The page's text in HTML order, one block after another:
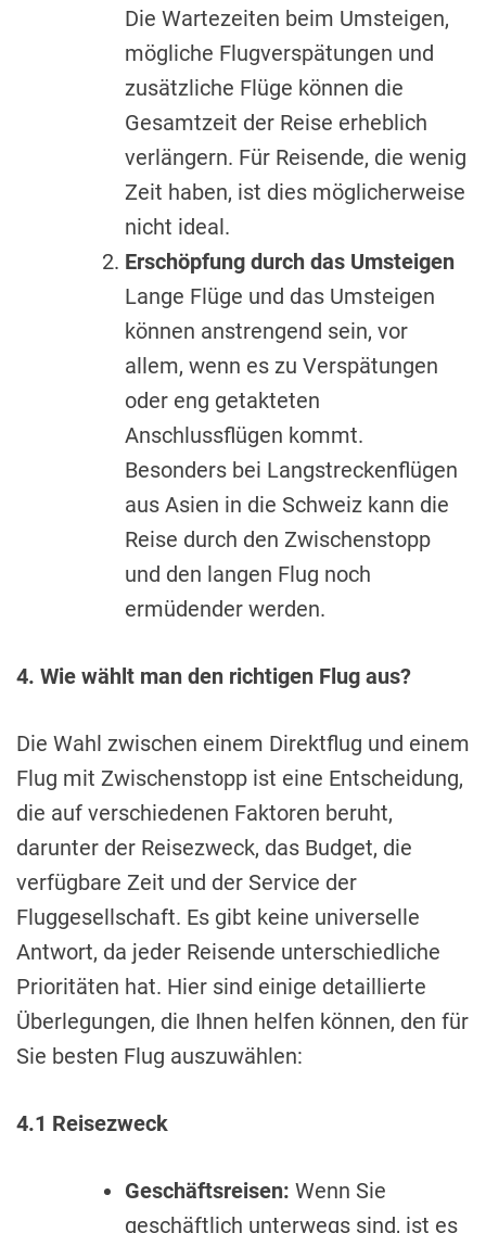
Die Wartezeiten beim Umsteigen,
mögliche Flugverspätungen und
zusätzliche Flüge können die
Gesamtzeit der Reise erheblich
verlängern. Für Reisende, die wenig
Zeit haben, ist dies möglicherweise
nicht ideal.
Erschöpfung durch das Umsteigen
Lange Flüge und das Umsteigen
können anstrengend sein, vor
allem, wenn es zu Verspätungen
oder eng getakteten
Anschlussflügen kommt.
Besonders bei Langstreckenflügen
aus Asien in die Schweiz kann die
Reise durch den Zwischenstopp
und den langen Flug noch
ermüdender werden.
4. Wie wählt man den richtigen Flug aus?
Die Wahl zwischen einem Direktflug und einem
Flug mit Zwischenstopp ist eine Entscheidung,
die auf verschiedenen Faktoren beruht,
darunter der Reisezweck, das Budget, die
verfügbare Zeit und der Service der
Fluggesellschaft. Es gibt keine universelle
Antwort, da jeder Reisende unterschiedliche
Prioritäten hat. Hier sind einige detaillierte
Überlegungen, die Ihnen helfen können, den für
Sie besten Flug auszuwählen:
4.1 Reisezweck
Geschäftsreisen: Wenn Sie
geschäftlich unterwegs sind, ist es